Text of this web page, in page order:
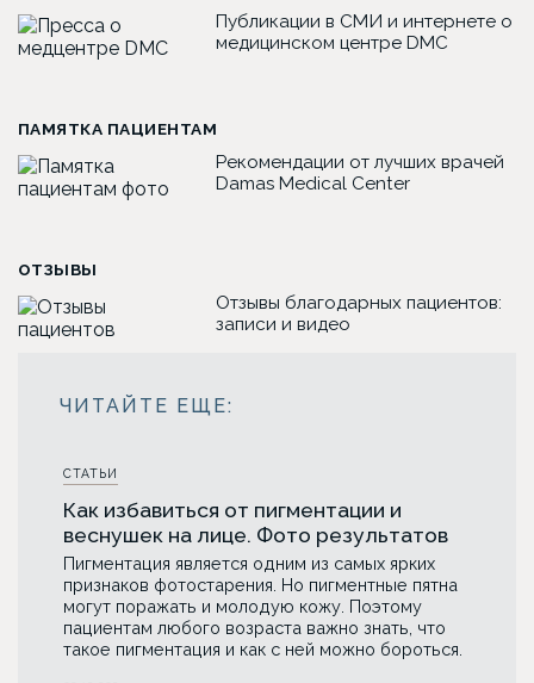
Публикации в СМИ и интернете о
медицинском центре DMC
ПАМЯТКА ПАЦИЕНТАМ
Рекомендации от лучших врачей
Damas Medical Center
ОТЗЫВЫ
Отзывы благодарных пациентов:
записи и видео
СТАТЬИ
Как избавиться от пигментации и
веснушек на лице. Фото результатов
Пигментация является одним из самых ярких
признаков фотостарения. Но пигментные пятна
могут поражать и молодую кожу. Поэтому
пациентам любого возраста важно знать, что
такое пигментация и как с ней можно бороться.